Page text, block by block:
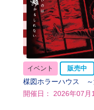
イベント 販売中
楳図ホラーハウス ～
開催日： 2026年07